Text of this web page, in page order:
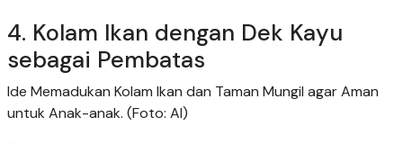
4. Kolam Ikan dengan Dek Kayu
sebagai Pembatas
Ide Memadukan Kolam Ikan dan Taman Mungil agar Aman
untuk Anak-anak. (Foto: AI)